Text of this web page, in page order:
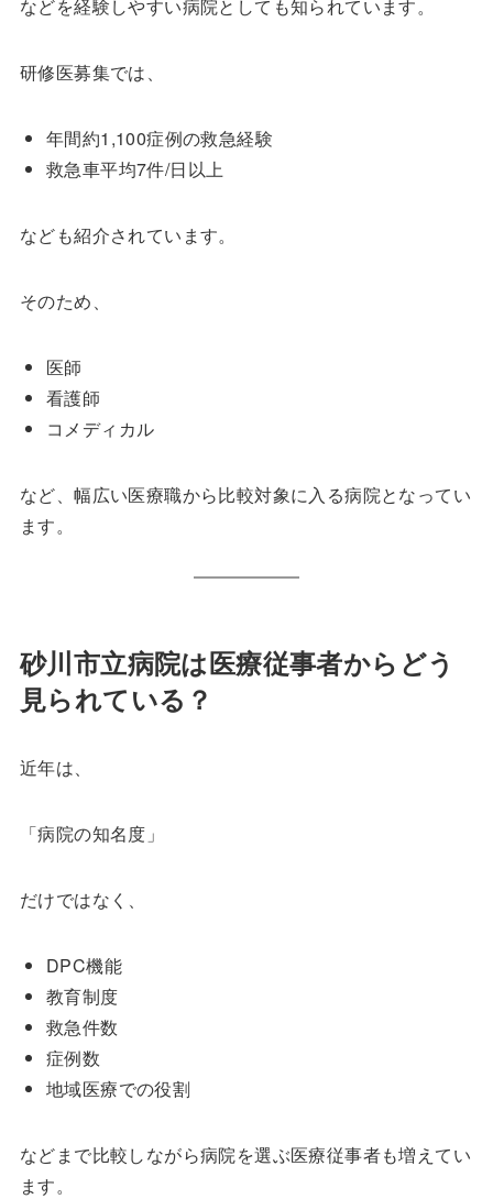
などを経験しやすい病院としても知られています。
研修医募集では、
年間約1,100症例の救急経験
救急車平均7件/日以上
なども紹介されています。
そのため、
医師
看護師
コメディカル
など、幅広い医療職から比較対象に入る病院となってい
ます。
砂川市立病院は医療従事者からどう
見られている？
近年は、
「病院の知名度」
だけではなく、
DPC機能
教育制度
救急件数
症例数
地域医療での役割
などまで比較しながら病院を選ぶ医療従事者も増えてい
ます。